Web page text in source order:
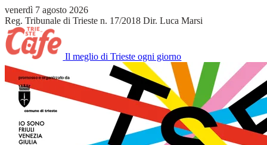
venerdì 7 agosto 2026
Reg. Tribunale di Trieste n. 17/2018 Dir. Luca Marsi
Il meglio di Trieste ogni giorno